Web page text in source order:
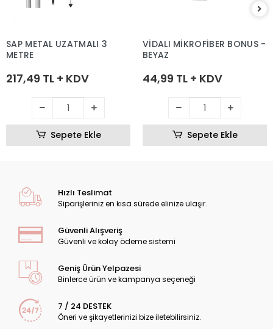
SAP METAL UZATMALI 3
METRE
217,49 TL + KDV
Sepete Ekle
VİDALI MİKROFİBER BONUS -
BEYAZ
44,99 TL + KDV
Sepete Ekle
Hızlı Teslimat
Siparişleriniz en kısa sürede elinize ulaşır.
Güvenli Alışveriş
Güvenli ve kolay ödeme sistemi
Geniş Ürün Yelpazesi
Binlerce ürün ve kampanya seçeneği
7 / 24 DESTEK
Öneri ve şikayetlerinizi bize iletebilirsiniz.